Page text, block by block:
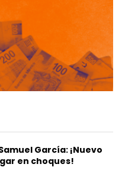
García: ¡Nuevo
en choques!